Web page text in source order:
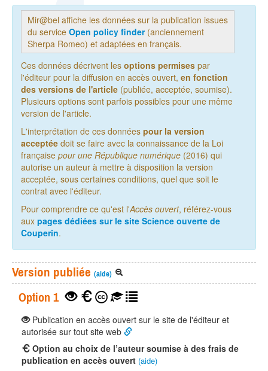
Mir@bel affiche les données sur la publication issues
du service Open policy finder(anciennement
Sherpa Romeo) et adaptées en français.
Ces données décrivent les options permises par
l'éditeur pour la diffusion en accès ouvert, en fonction
des versions de l'article (publiée, acceptée, soumise).
Plusieurs options sont parfois possibles pour une même
version de l'article.
L'interprétation de ces données pour la version
acceptée doit se faire avec la connaissance de la Loi
française pour une République numérique (2016) qui
autorise un auteur à mettre à disposition la version
acceptée, sous certaines conditions, quel que soit le
contrat avec l'éditeur.
Pour comprendre ce qu'est l'Accès ouvert, référez-vous
aux pages dédiées sur le site Science ouverte de
Couperin.
Version publiée (aide)
Option 1
Publication en accès ouvert sur le site de l'éditeur et
autorisée sur tout site web
Option au choix de l’auteur soumise à des frais de
publication en accès ouvert (aide)